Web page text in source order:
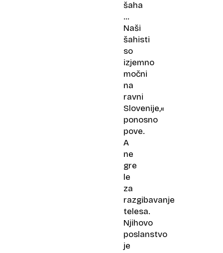
šaha
…
Naši
šahisti
so
izjemno
močni
na
ravni
Slovenije,«
ponosno
pove.
A
ne
gre
le
za
razgibavanje
telesa.
Njihovo
poslanstvo
je